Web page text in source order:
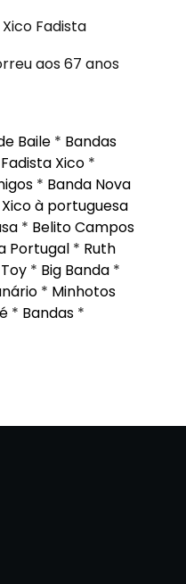
Fadista
aos 67 anos
Baile * Bandas
Fadista Xico *
* Banda Nova
Xico à portuguesa
* Belito Campos
Portugal * Ruth
Toy * Big Banda *
* Minhotos
* Bandas *